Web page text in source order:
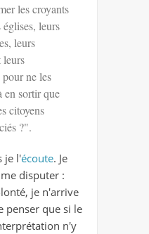
les croyants
églises, leurs
leurs
leurs
pour ne les
en sortir que
citoyens
?".
je l'écoute. Je
disputer :
je n'arrive
penser que si le
n'y